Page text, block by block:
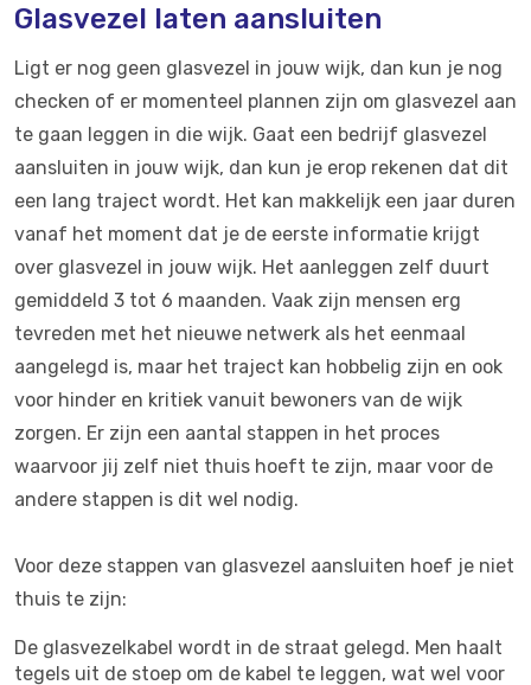
Glasvezel laten aansluiten
Ligt er nog geen glasvezel in jouw wijk, dan kun je nog
checken of er momenteel plannen zijn om glasvezel aan
te gaan leggen in die wijk. Gaat een bedrijf glasvezel
aansluiten in jouw wijk, dan kun je erop rekenen dat dit
een lang traject wordt. Het kan makkelijk een jaar duren
vanaf het moment dat je de eerste informatie krijgt
over glasvezel in jouw wijk. Het aanleggen zelf duurt
gemiddeld 3 tot 6 maanden. Vaak zijn mensen erg
tevreden met het nieuwe netwerk als het eenmaal
aangelegd is, maar het traject kan hobbelig zijn en ook
voor hinder en kritiek vanuit bewoners van de wijk
zorgen. Er zijn een aantal stappen in het proces
waarvoor jij zelf niet thuis hoeft te zijn, maar voor de
andere stappen is dit wel nodig.
Voor deze stappen van glasvezel aansluiten hoef je niet
thuis te zijn:
De glasvezelkabel wordt in de straat gelegd. Men haalt
tegels uit de stoep om de kabel te leggen, wat wel voor